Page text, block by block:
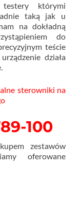
którymi
taką jak u
na dokładną
do
teście
działa
sterowniki na
100
zestawów
oferowane